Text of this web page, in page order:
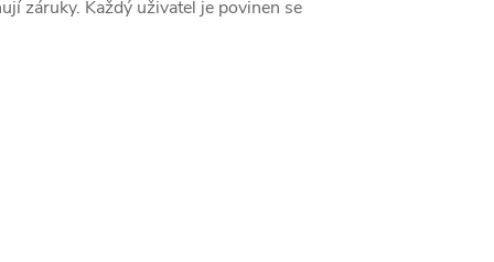
záruky. Každý uživatel je povinen se